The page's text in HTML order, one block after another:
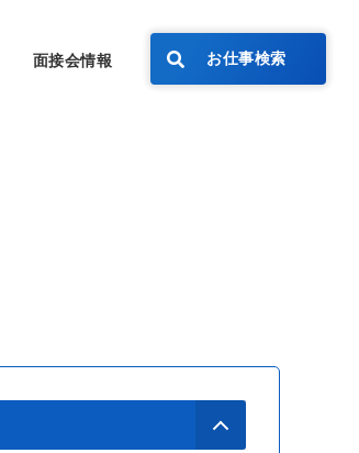
面接会情報 お仕事検索